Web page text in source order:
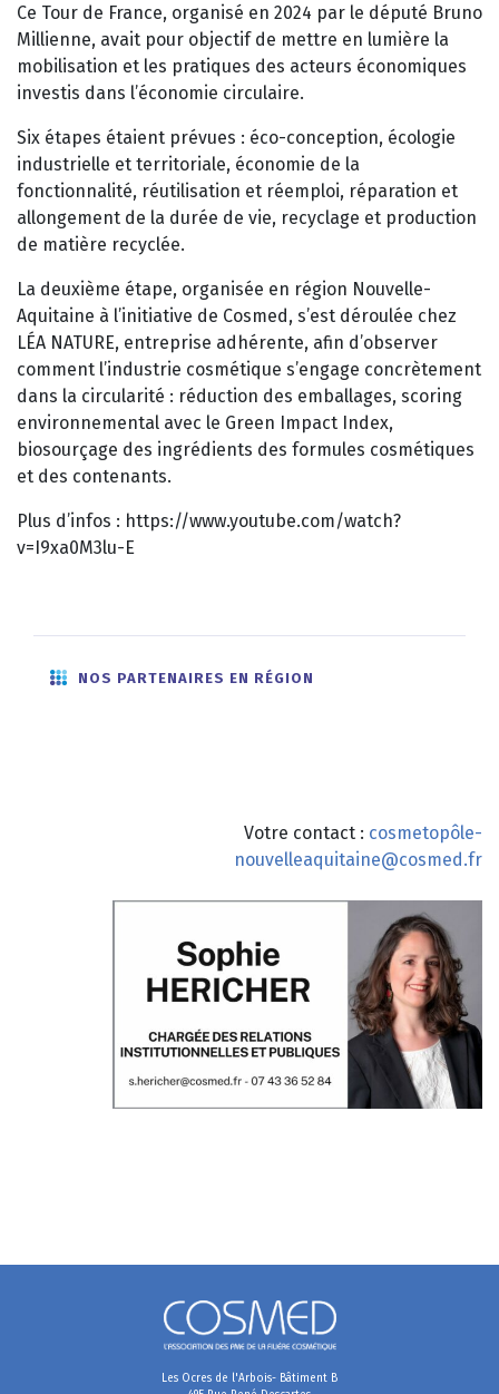
Ce Tour de France, organisé en 2024 par le député Bruno
Millienne, avait pour objectif de mettre en lumière la
mobilisation et les pratiques des acteurs économiques
investis dans l’économie circulaire.
Six étapes étaient prévues : éco-conception, écologie
industrielle et territoriale, économie de la
fonctionnalité, réutilisation et réemploi, réparation et
allongement de la durée de vie, recyclage et production
de matière recyclée.
La deuxième étape, organisée en région Nouvelle-
Aquitaine à l’initiative de Cosmed, s’est déroulée chez
LÉA NATURE, entreprise adhérente, afin d’observer
comment l’industrie cosmétique s’engage concrètement
dans la circularité : réduction des emballages, scoring
environnemental avec le Green Impact Index,
biosourçage des ingrédients des formules cosmétiques
et des contenants.
Plus d’infos : https://www.youtube.com/watch?
v=I9xa0M3lu-E
NOS PARTENAIRES EN RÉGION
Votre contact : cosmetopôle-
nouvelleaquitaine@cosmed.fr
Les Ocres de l'Arbois- Bâtiment B